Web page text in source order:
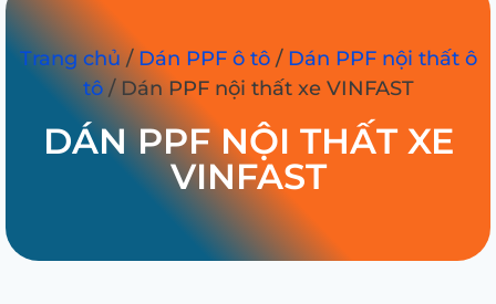
Trang chủ/Dán PPF ô tô/ Dán PPF nội thất ô
tô/ Dán PPF nội thất xe VINFAST
DÁN PPF NỘI THẤT XE
VINFAST